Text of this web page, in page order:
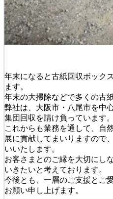
年末になると古紙回収ボック
ます。
年末の大掃除などで多くの古
弊社は、大阪市・八尾市を中
集団回収を請け負っています。
これからも業務を通して、自
展に貢献してまいりますので
いいたします。
お客さまとのご縁を大切にし
いきたいと考えております。
今後とも、一層のご支援とご
お願い申し上げます。